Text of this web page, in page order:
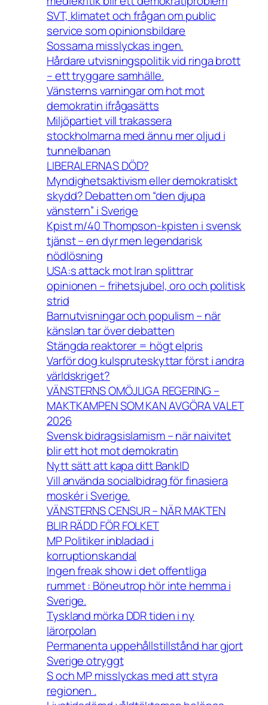
SVT, klimatet och frågan om public
service som opinionsbildare
Sossarna misslyckas ingen.
Hårdare utvisningspolitik vid ringa brott
– ett tryggare samhälle.
Vänsterns varningar om hot mot
demokratin ifrågasätts
Miljöpartiet vill trakassera
stockholmarna med ännu mer oljud i
tunnelbanan
LIBERALERNAS DÖD?
Myndighetsaktivism eller demokratiskt
skydd? Debatten om “den djupa
vänstern” i Sverige
Kpist m/40 Thompson-kpisten i svensk
tjänst – en dyr men legendarisk
nödlösning
USA:s attack mot Iran splittrar
opinionen – frihetsjubel, oro och politisk
strid
Barnutvisningar och populism – när
känslan tar över debatten
Stängda reaktorer = högt elpris
Varför dog kulspruteskyttar först i andra
världskriget?
VÄNSTERNS OMÖJLIGA REGERING –
MAKTKAMPEN SOM KAN AVGÖRA VALET
2026
Svensk bidragsislamism – när naivitet
blir ett hot mot demokratin
Nytt sätt att kapa ditt BankID
Vill använda socialbidrag för finasiera
moskér i Sverige.
VÄNSTERNS CENSUR – NÄR MAKTEN
BLIR RÄDD FÖR FOLKET
MP Politiker inbladad i
korruptionskandal
Ingen freak show i det offentliga
rummet : Böneutrop hör inte hemma i
Sverige.
Tyskland mörka DDR tiden i ny
lärorpolan
Permanenta uppehållstillstånd har gjort
Sverige otryggt
S och MP misslyckas med att styra
regionen .